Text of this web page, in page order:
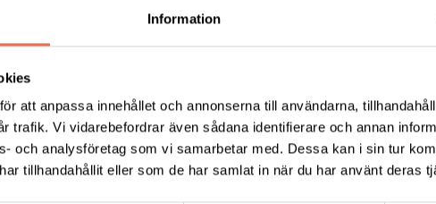
Information
att anpassa innehållet och annonserna till användarna,
trafik. Vi vidarebefordrar även sådana identifierare och annan
och analysföretag som vi samarbetar med. Dessa kan i sin tur
tillhandahållit eller som de har samlat in när du har använt deras
anmälan
, till vårt Swish 123 650 61 82 eller Plus Giro
och adventsfika”.
Tipsa Skriv ut